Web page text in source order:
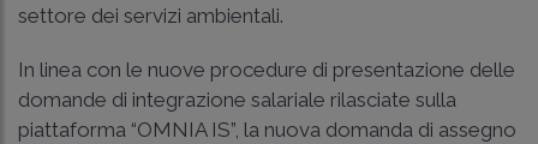
settore dei servizi ambientali.
In linea con le nuove procedure di presentazione delle
domande di integrazione salariale rilasciate sulla
piattaforma “OMNIA IS”, la nuova domanda di assegno